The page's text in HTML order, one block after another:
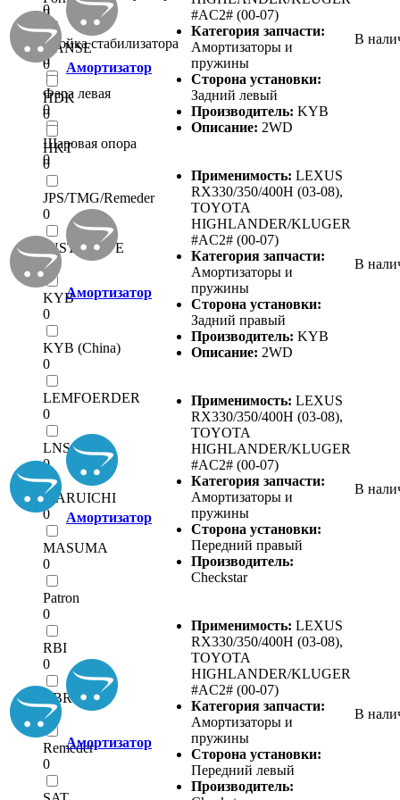
0
Стойка стабилизатора
0
Фара левая
0
Шаровая опора
0
0
HANSE
0
HDK
0
HKT
0
JPS/TMG/Remeder
0
JUST DRIVE
0
KYB
0
KYB (China)
0
LEMFOERDER
0
LNS
0
MARUICHI
0
MASUMA
0
Patron
0
RBI
0
RBR
0
Remeder
0
Амортизатор
#AC2# (00-07)
Категория запчасти:
Амортизаторы и
пружины
Сторона установки:
Задний левый
Производитель: KYB
Описание: 2WD
В
Амортизатор
Применимость: LEXUS
RX330/350/400H (03-08),
TOYOTA
HIGHLANDER/KLUGER
#AC2# (00-07)
Категория запчасти:
Амортизаторы и
пружины
Сторона установки:
Задний правый
Производитель: KYB
Описание: 2WD
В
Амортизатор
Применимость: LEXUS
RX330/350/400H (03-08),
TOYOTA
HIGHLANDER/KLUGER
#AC2# (00-07)
Категория запчасти:
Амортизаторы и
пружины
Сторона установки:
Передний правый
Производитель:
Checkstar
В
Амортизатор
Применимость: LEXUS
RX330/350/400H (03-08),
TOYOTA
HIGHLANDER/KLUGER
#AC2# (00-07)
Категория запчасти:
Амортизаторы и
пружины
Сторона установки:
Передний левый
Производитель:
В